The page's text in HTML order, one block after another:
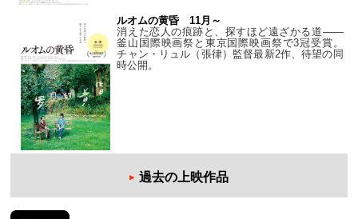
ルオムの黄昏 11月～
消えた恋人の痕跡と、探すほど遠ざかる道——
釜山国際映画祭と東京国際映画祭で3冠受賞。
チャン・リュル（張律）監督最新2作、待望の同
時公開。
過去の上映作品